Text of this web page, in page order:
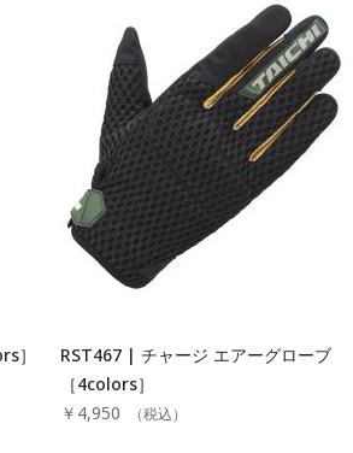
］
RST467 | チャージ エアーグローブ
［4colors］
￥4,950
（税込）